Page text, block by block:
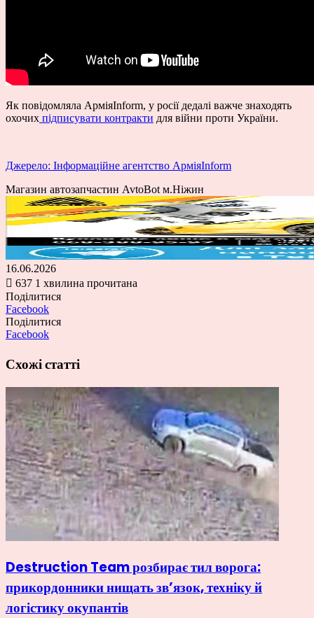
Як повідомляла АрміяInform, у росії дедалі важче знаходять
охочих підписувати контракти для війни проти України.
Джерело: Інформаційне агентство АрміяInform
Магазин автозапчастин AvtoBot м.Ніжин
16.06.2026
637 1 хвилина прочитана
Поділитися
Facebook
Поділитися
Facebook
Схожі статті
Destruction Team розбирає тил ворога:
прикордонники нищать зв’язок, техніку й
логістику окупантів